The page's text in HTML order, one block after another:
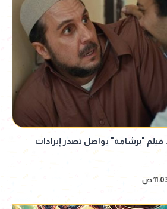
ألف جنيه.. فيلم "برشامة" يواصل تصدر إيرادات